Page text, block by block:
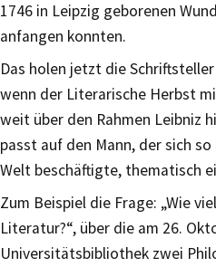
1746 in Leipzig geborenen
anfangen konnten.
Das holen jetzt die
wenn der Literarische Herbst
weit über den Rahmen Leibniz
passt auf den Mann, der sich
Welt beschäftigte, thematisch
Zum Beispiel die Frage: „Wie
Literatur?“, über die am 26.
Universitätsbibliothek zwei